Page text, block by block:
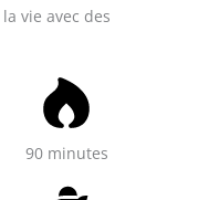
vie avec des
90 minutes